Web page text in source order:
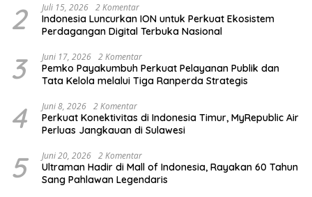
2 Juli 15, 2026 2 Komentar
Indonesia Luncurkan ION untuk Perkuat Ekosistem
Perdagangan Digital Terbuka Nasional
3 Juni 17, 2026 2 Komentar
Pemko Payakumbuh Perkuat Pelayanan Publik dan
Tata Kelola melalui Tiga Ranperda Strategis
4 Juni 8, 2026 2 Komentar
Perkuat Konektivitas di Indonesia Timur, MyRepublic Air
Perluas Jangkauan di Sulawesi
5 Juni 20, 2026 2 Komentar
Ultraman Hadir di Mall of Indonesia, Rayakan 60 Tahun
Sang Pahlawan Legendaris